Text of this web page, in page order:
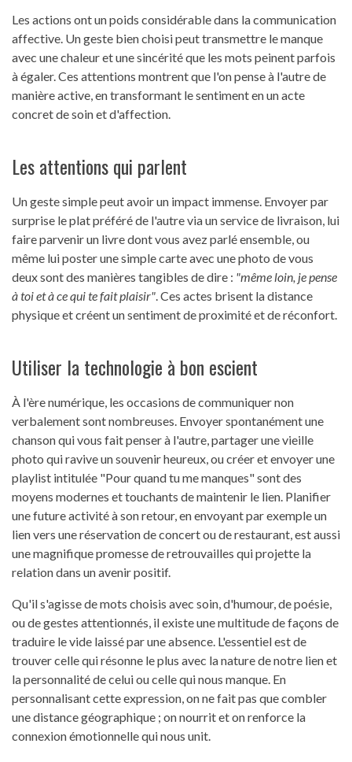
Les actions ont un poids considérable dans la communication
affective. Un geste bien choisi peut transmettre le manque
avec une chaleur et une sincérité que les mots peinent parfois
à égaler. Ces attentions montrent que l'on pense à l'autre de
manière active, en transformant le sentiment en un acte
concret de soin et d'affection.
Les attentions qui parlent
Un geste simple peut avoir un impact immense. Envoyer par
surprise le plat préféré de l'autre via un service de livraison, lui
faire parvenir un livre dont vous avez parlé ensemble, ou
même lui poster une simple carte avec une photo de vous
deux sont des manières tangibles de dire : "même loin, je pense
à toi et à ce qui te fait plaisir". Ces actes brisent la distance
physique et créent un sentiment de proximité et de réconfort.
Utiliser la technologie à bon escient
À l'ère numérique, les occasions de communiquer non
verbalement sont nombreuses. Envoyer spontanément une
chanson qui vous fait penser à l'autre, partager une vieille
photo qui ravive un souvenir heureux, ou créer et envoyer une
playlist intitulée "Pour quand tu me manques" sont des
moyens modernes et touchants de maintenir le lien. Planifier
une future activité à son retour, en envoyant par exemple un
lien vers une réservation de concert ou de restaurant, est aussi
une magnifique promesse de retrouvailles qui projette la
relation dans un avenir positif.
Qu'il s'agisse de mots choisis avec soin, d'humour, de poésie,
ou de gestes attentionnés, il existe une multitude de façons de
traduire le vide laissé par une absence. L'essentiel est de
trouver celle qui résonne le plus avec la nature de notre lien et
la personnalité de celui ou celle qui nous manque. En
personnalisant cette expression, on ne fait pas que combler
une distance géographique ; on nourrit et on renforce la
connexion émotionnelle qui nous unit.